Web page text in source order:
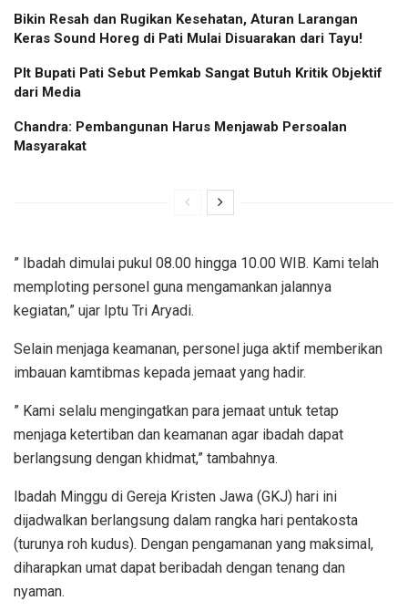
Bikin Resah dan Rugikan Kesehatan, Aturan Larangan
Keras Sound Horeg di Pati Mulai Disuarakan dari Tayu!
Plt Bupati Pati Sebut Pemkab Sangat Butuh Kritik Objektif
dari Media
Chandra: Pembangunan Harus Menjawab Persoalan
Masyarakat
” Ibadah dimulai pukul 08.00 hingga 10.00 WIB. Kami telah
memploting personel guna mengamankan jalannya
kegiatan,” ujar Iptu Tri Aryadi.
Selain menjaga keamanan, personel juga aktif memberikan
imbauan kamtibmas kepada jemaat yang hadir.
” Kami selalu mengingatkan para jemaat untuk tetap
menjaga ketertiban dan keamanan agar ibadah dapat
berlangsung dengan khidmat,” tambahnya.
Ibadah Minggu di Gereja Kristen Jawa (GKJ) hari ini
dijadwalkan berlangsung dalam rangka hari pentakosta
(turunya roh kudus). Dengan pengamanan yang maksimal,
diharapkan umat dapat beribadah dengan tenang dan
nyaman.